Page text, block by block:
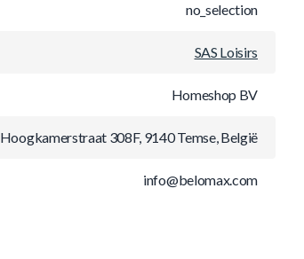
no_selection
SAS Loisirs
Homeshop BV
Hoogkamerstraat 308F, 9140 Temse, België
info@belomax.com